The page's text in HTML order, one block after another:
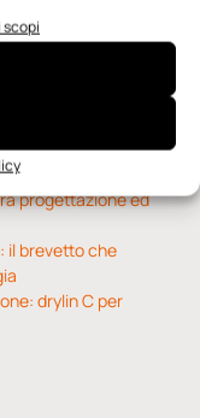
scopipinza all’altra
progettazione ed
il brevetto che
drylin C per